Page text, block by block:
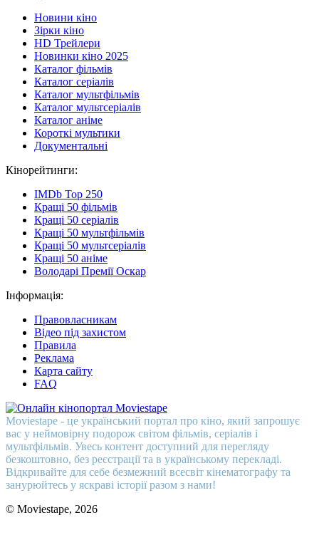
Новини кіно
Зірки кіно
HD Трейлери
Новинки кіно 2025
Каталог фільмів
Каталог серіалів
Каталог мультфільмів
Каталог мультсеріалів
Каталог аніме
Короткі мультики
Документальні
Кінорейтинги:
IMDb Top 250
Кращі 50 фільмів
Кращі 50 серіалів
Кращі 50 мультфільмів
Кращі 50 мультсеріалів
Кращі 50 аніме
Володарі Премії Оскар
Інформація:
Правовласникам
Відео під захистом
Правила
Реклама
Карта сайту
FAQ
Moviestape - це український портал про кіно, який запрошує
вас у неймовірну подорож світом фільмів, серіалів і
мультфільмів. Увесь контент доступний для перегляду
безкоштовно, без реєстрації та в українському перекладі.
Відкривайте для себе безмежний всесвіт кінематографу та
занурюйтесь у яскраві історії разом з нами!
© Moviestape, 2026